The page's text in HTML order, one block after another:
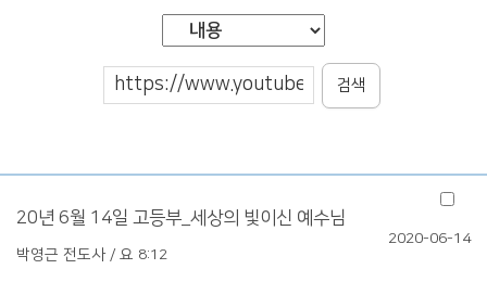
검색
20년 6월 14일 고등부_세상의 빛이신 예수님
박영근 전도사 / 요 8:12
2020-06-14